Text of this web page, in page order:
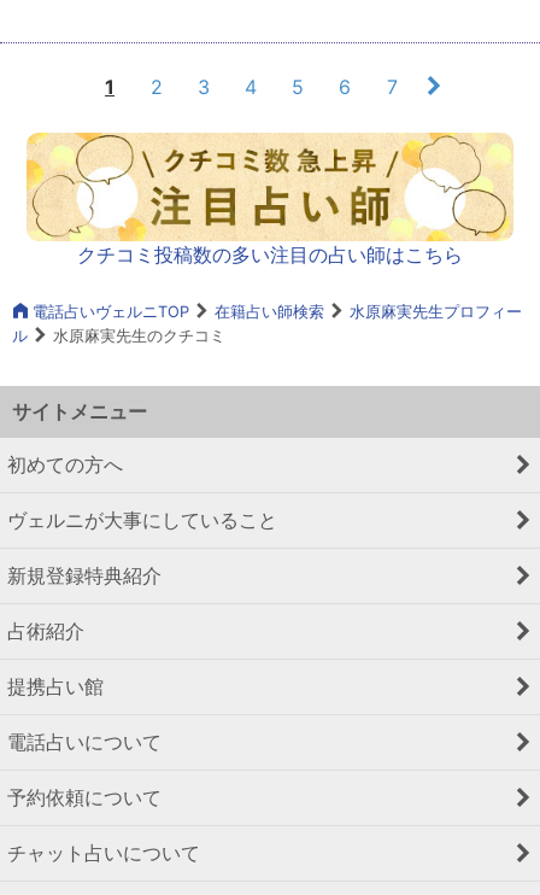
1 2 3 4 5 6 7
クチコミ投稿数の多い注目の占い師はこちら
電話占いヴェルニTOP 在籍占い師検索
水原麻実先生プロフィー
ル
水原麻実先生のクチコミ
サイトメニュー
初めての方へ
ヴェルニが大事にしていること
新規登録特典紹介
占術紹介
提携占い館
電話占いについて
予約依頼について
チャット占いについて